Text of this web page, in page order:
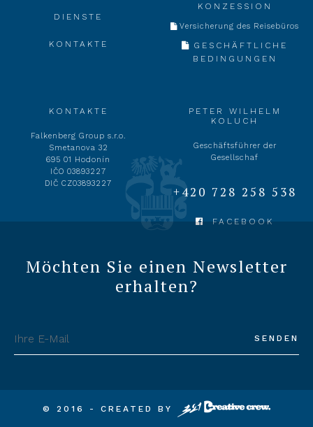
DIENSTE
KONTAKTE
KONZESSION
Versicherung des Reisebüros
GESCHÄFTLICHE
BEDINGUNGEN
KONTAKTE
Falkenberg Group s.r.o.
Smetanova 32
695 01 Hodonín
IČO 03893227
DIČ CZ03893227
PETER WILHELM
KOLUCH
Geschäftsführer der
Gesellschaf
+420 728 258 538
FACEBOOK
Möchten Sie einen Newsletter
erhalten?
© 2016 - CREATED BY